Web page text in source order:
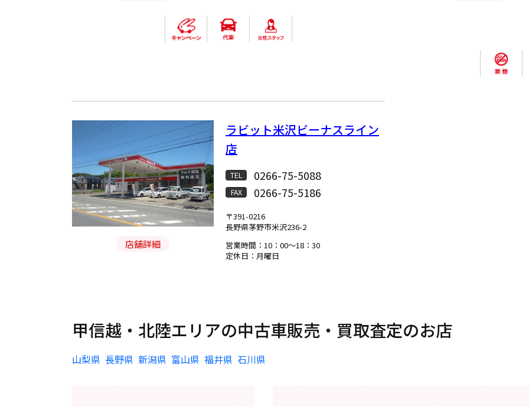
店舗詳細
ラビット米沢ビーナスライン
店
TEL 0266-75-5088
FAX 0266-75-5186
〒391-0216
長野県茅野市米沢236-2
営業時間：10：00～18：30
定休日：月曜日
甲信越・北陸エリアの中古車販売・ 買取査定のお店
山梨県 長野県 新潟県 富山県 福井県 石川県